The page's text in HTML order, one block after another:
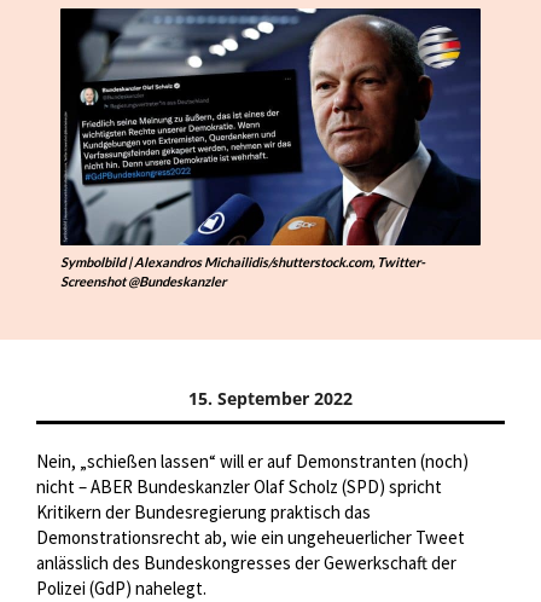
Symbolbild | Alexandros Michailidis/shutterstock.com, Twitter-
Screenshot @Bundeskanzler
15. September 2022
Nein, „schießen lassen“ will er auf Demonstranten (noch)
nicht – ABER Bundeskanzler Olaf Scholz (SPD) spricht
Kritikern der Bundesregierung praktisch das
Demonstrationsrecht ab, wie ein ungeheuerlicher Tweet
anlässlich des Bundeskongresses der Gewerkschaft der
Polizei (GdP) nahelegt.